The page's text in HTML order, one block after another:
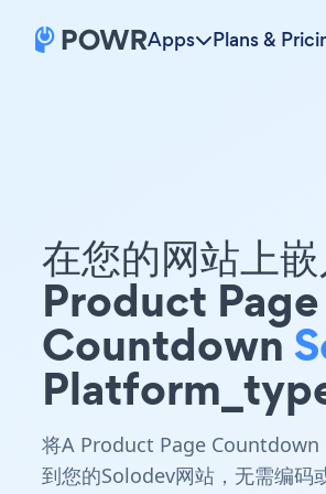
Apps Plans &
在您的网站上
Product Page
Countdown
Platform_type
将A Product Page
到您的Solodev网站，无需编码